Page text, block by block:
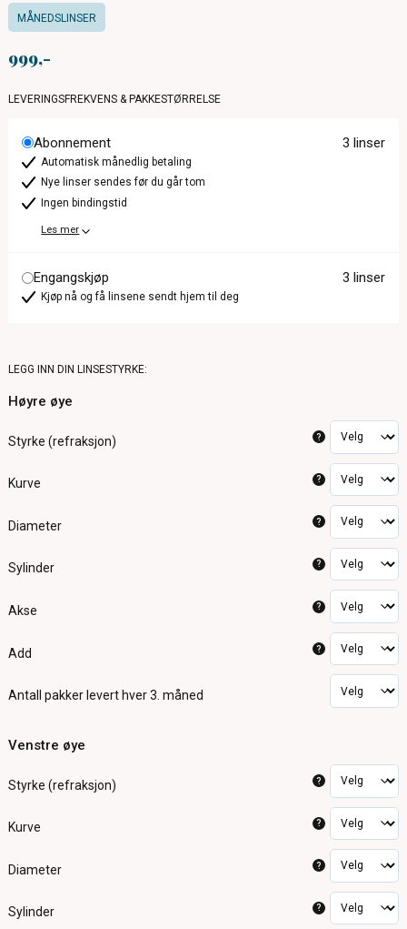
MÅNEDSLINSER
999
LEVERINGSFREKVENS & PAKKESTØRRELSE
Abonnement 3 linser
Automatisk månedlig betaling
Nye linser sendes før du går tom
Ingen bindingstid
Les mer
Engangskjøp 3 linser
Kjøp nå og få linsene sendt hjem til deg
LEGG INN DIN LINSESTYRKE:
Høyre øye
Styrke (refraksjon) ?
Kurve ?
Diameter ?
Sylinder ?
Akse ?
Add ?
Antall pakker levert hver 3. måned
Venstre øye
Styrke (refraksjon) ?
Kurve ?
Diameter ?
Sylinder ?